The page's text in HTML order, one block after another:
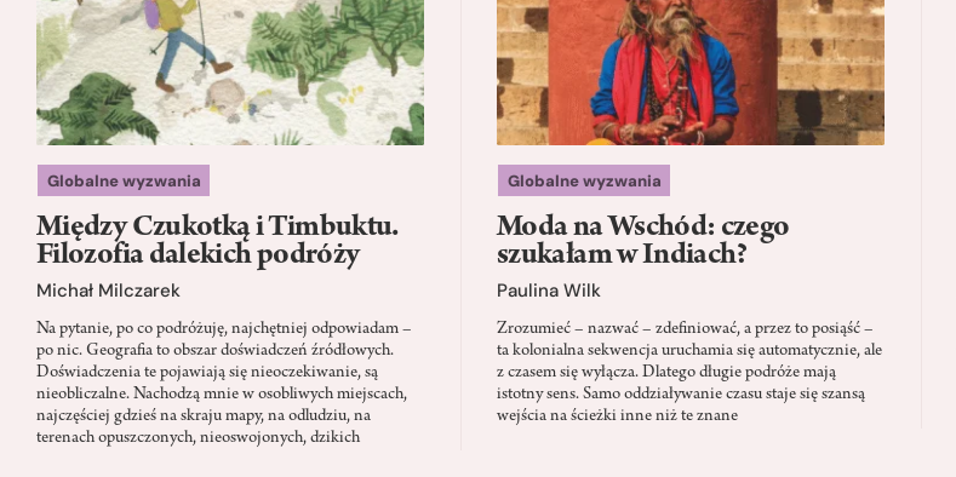
Globalne wyzwania
Między Czukotką i Timbuktu.
Filozofia dalekich podróży
Michał Milczarek
Na pytanie, po co podróżuję, najchętniej odpowiadam –
po nic. Geografia to obszar doświadczeń źródłowych.
Doświadczenia te pojawiają się nieoczekiwanie, są
nieobliczalne. Nachodzą mnie w osobliwych miejscach,
najczęściej gdzieś na skraju mapy, na odludziu, na
terenach opuszczonych, nieoswojonych, dzikich
Globalne wyzwania
Moda na Wschód: czego
szukałam w Indiach?
Paulina Wilk
Zrozumieć – nazwać – zdefiniować, a przez to posiąść –
ta kolonialna sekwencja uruchamia się automatycznie, ale
z czasem się wyłącza. Dlatego długie podróże mają
istotny sens. Samo oddziaływanie czasu staje się szansą
wejścia na ścieżki inne niż te znane